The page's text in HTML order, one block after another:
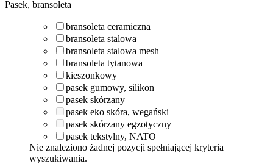
Pasek, bransoleta
bransoleta ceramiczna
bransoleta stalowa
bransoleta stalowa mesh
bransoleta tytanowa
kieszonkowy
pasek gumowy, silikon
pasek skórzany
pasek eko skóra, wegański
pasek skórzany egzotyczny
pasek tekstylny, NATO
Nie znaleziono żadnej pozycji spełniającej kryteria
wyszukiwania.